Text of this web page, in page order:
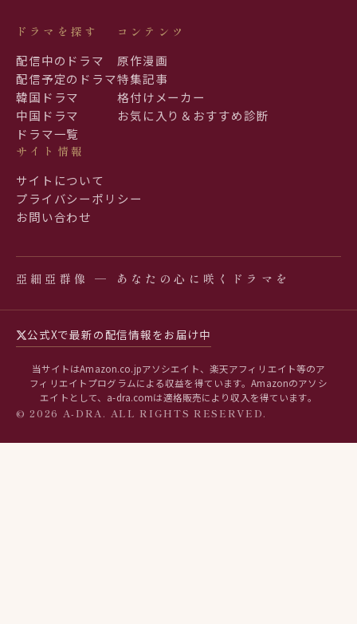
ドラマを探す
配信中のドラマ
配信予定のドラマ
韓国ドラマ
中国ドラマ
ドラマ一覧
コンテンツ
原作漫画
特集記事
格付けメーカー
お気に入り＆おすすめ診断
サイト情報
サイトについて
プライバシーポリシー
お問い合わせ
亞細亞群像 ─ あなたの心に咲くドラマを
公式Xで最新の配信情報をお届け中
当サイトはAmazon.co.jpアソシエイト、楽天アフィリエイト等のア
フィリエイトプログラムによる収益を得ています。Amazonのアソシ
エイトとして、a-dra.comは適格販売により収入を得ています。
© 2026 A-DRA. ALL RIGHTS RESERVED.